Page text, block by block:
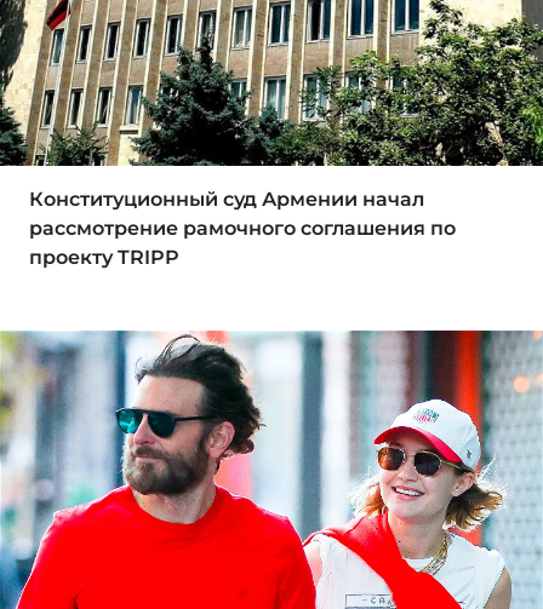
Конституционный суд Армении начал
рассмотрение рамочного соглашения по
проекту TRIPP